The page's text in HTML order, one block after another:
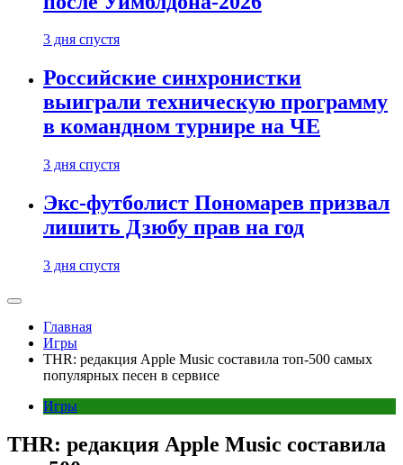
3 дня спустя
Российские синхронистки
выиграли техническую программу
в командном турнире на ЧЕ
3 дня спустя
Экс-футболист Пономарев призвал
лишить Дзюбу прав на год
3 дня спустя
Главная
Игры
THR: редакция Apple Music составила топ-500 самых
популярных песен в сервисе
Игры
THR: редакция Apple Music составила